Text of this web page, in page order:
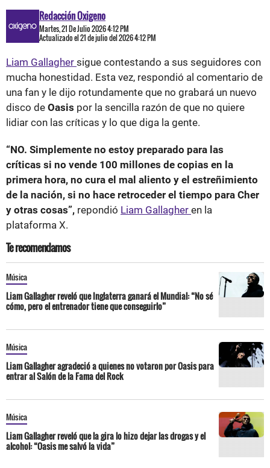
Redacción Oxigeno
Martes, 21 De Julio 2026 4:12 PM
Actualizado el 21 de julio del 2026 4:12 PM
Liam Gallagher sigue contestando a sus seguidores con
mucha honestidad. Esta vez, respondió al comentario de
una fan y le dijo rotundamente que no grabará un nuevo
disco de Oasis por la sencilla razón de que no quiere
lidiar con las críticas y lo que diga la gente.
“NO. Simplemente no estoy preparado para las
críticas si no vende 100 millones de copias en la
primera hora, no cura el mal aliento y el estreñimiento
de la nación, si no hace retroceder el tiempo para Cher
y otras cosas”, repondió Liam Gallagher en la
plataforma X.
Te recomendamos
Música
Liam Gallagher reveló que Inglaterra ganará el Mundial: “No sé
cómo, pero el entrenador tiene que conseguirlo”
Música
Liam Gallagher agradeció a quienes no votaron por Oasis para
entrar al Salón de la Fama del Rock
Música
Liam Gallagher reveló que la gira lo hizo dejar las drogas y el
alcohol: “Oasis me salvó la vida”